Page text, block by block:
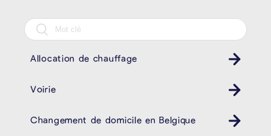
Allocation de chauffage
Voirie
Changement de domicile en Belgique